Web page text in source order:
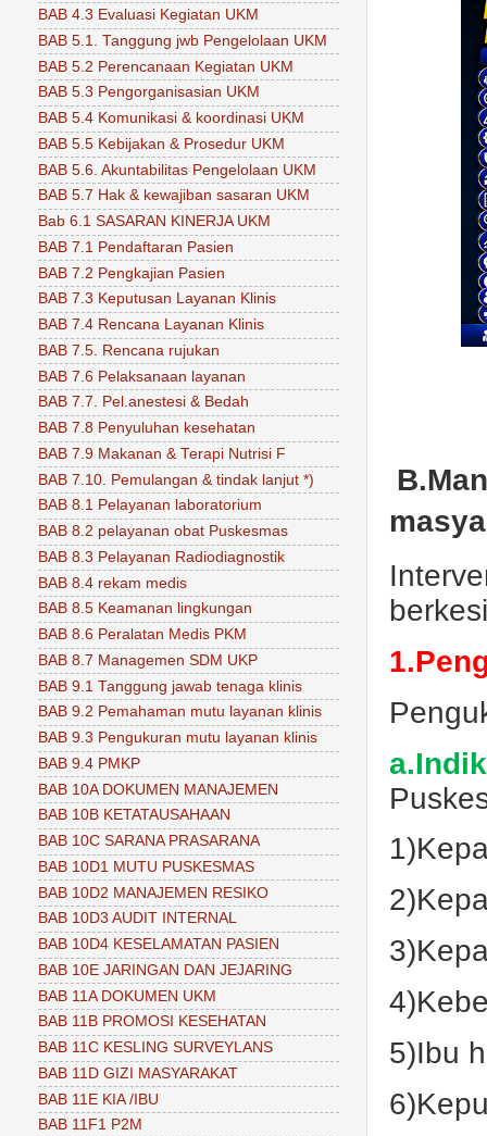
5)Ibu
BAB 4.3 Evaluasi Kegiatan UKM
BAB 5.1. Tanggung jwb Pengelolaan UKM
BAB 5.2 Perencanaan Kegiatan UKM
BAB 5.3 Pengorganisasian UKM
BAB 5.4 Komunikasi & koordinasi UKM
BAB 5.5 Kebijakan & Prosedur UKM
BAB 5.6. Akuntabilitas Pengelolaan UKM
BAB 5.7 Hak & kewajiban sasaran UKM
Bab 6.1 SASARAN KINERJA UKM
BAB 7.1 Pendaftaran Pasien
BAB 7.2 Pengkajian Pasien
BAB 7.3 Keputusan Layanan Klinis
BAB 7.4 Rencana Layanan Klinis
BAB 7.5. Rencana rujukan
BAB 7.6 Pelaksanaan layanan
BAB 7.7. Pel.anestesi & Bedah
BAB 7.8 Penyuluhan kesehatan
BAB 7.9 Makanan & Terapi Nutrisi F
BAB 7.10. Pemulangan & tindak lanjut *)
BAB 8.1 Pelayanan laboratorium
BAB 8.2 pelayanan obat Puskesmas
BAB 8.3 Pelayanan Radiodiagnostik
BAB 8.4 rekam medis
BAB 8.5 Keamanan lingkungan
BAB 8.6 Peralatan Medis PKM
BAB 8.7 Managemen SDM UKP
BAB 9.1 Tanggung jawab tenaga klinis
BAB 9.2 Pemahaman mutu layanan klinis
BAB 9.3 Pengukuran mutu layanan klinis
BAB 9.4 PMKP
BAB 10A DOKUMEN MANAJEMEN
BAB 10B KETATAUSAHAAN
BAB 10C SARANA PRASARANA
BAB 10D1 MUTU PUSKESMAS
BAB 10D2 MANAJEMEN RESIKO
BAB 10D3 AUDIT INTERNAL
BAB 10D4 KESELAMATAN PASIEN
BAB 10E JARINGAN DAN JEJARING
BAB 11A DOKUMEN UKM
BAB 11B PROMOSI KESEHATAN
BAB 11C KESLING SURVEYLANS
BAB 11D GIZI MASYARAKAT
BAB 11E KIA /IBU
BAB 11F1 P2M